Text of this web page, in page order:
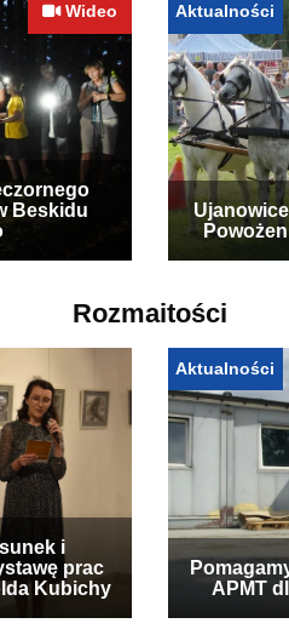
Wideo
Beskidu
Aktualności
Rozmaitości
i
prac
Kubichy
Aktualności
APMT